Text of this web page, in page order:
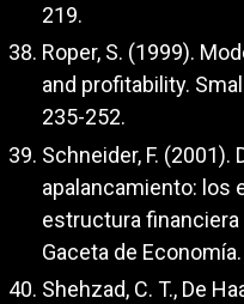
219.
Roper, S. (1999).
and profitability.
235-252.
Schneider, F.
apalancamiento: los
estructura financiera
Gaceta de
Shehzad, C. T., De